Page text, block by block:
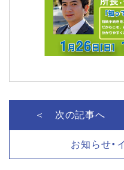
＜ 次の記事へ
お知らせ・